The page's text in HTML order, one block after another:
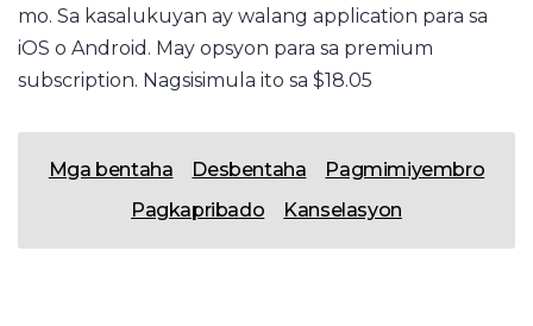
mo. Sa kasalukuyan ay walang application para sa
iOS o Android. May opsyon para sa premium
subscription. Nagsisimula ito sa $18.05
Mga bentaha Desbentaha
Pagmimiyembro
Pagkapribado
Kanselasyon